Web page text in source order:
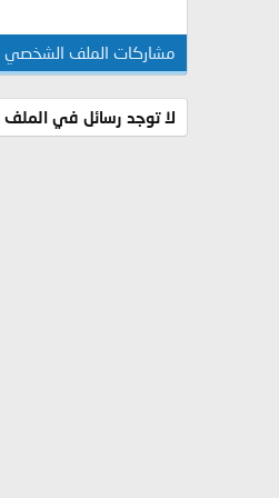
مشاركات الملف الشخصي
لا توجد رسائل في